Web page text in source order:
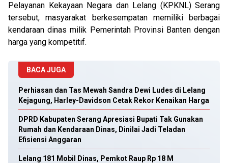
Pelayanan Kekayaan Negara dan Lelang (KPKNL) Serang
tersebut, masyarakat berkesempatan memiliki berbagai
kendaraan dinas milik Pemerintah Provinsi Banten dengan
harga yang kompetitif.
BACA JUGA
Perhiasan dan Tas Mewah Sandra Dewi Ludes di Lelang
Kejagung, Harley-Davidson Cetak Rekor Kenaikan Harga
DPRD Kabupaten Serang Apresiasi Bupati Tak Gunakan
Rumah dan Kendaraan Dinas, Dinilai Jadi Teladan
Efisiensi Anggaran
Lelang 181 Mobil Dinas, Pemkot Raup Rp 18 M